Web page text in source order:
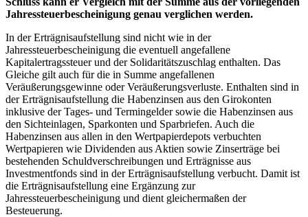
Jahressteuerbescheinigung genau verglichen werden.
In der Erträgnisaufstellung sind nicht wie in der
Jahressteuerbescheinigung die eventuell angefallene
Kapitalertragssteuer und der Solidaritätszuschlag enthalten. Das
Gleiche gilt auch für die in Summe angefallenen
Veräußerungsgewinne oder Veräußerungsverluste. Enthalten sind in
der Erträgnisaufstellung die Habenzinsen aus den Girokonten
inklusive der Tages- und Termingelder sowie die Habenzinsen aus
den Sichteinlagen, Sparkonten und Sparbriefen. Auch die
Habenzinsen aus allen in den Wertpapierdepots verbuchten
Wertpapieren wie Dividenden aus Aktien sowie Zinserträge bei
bestehenden Schuldverschreibungen und Erträgnisse aus
Investmentfonds sind in der Erträgnisaufstellung verbucht. Damit ist
die Erträgnisaufstellung eine Ergänzung zur
Jahressteuerbescheinigung und dient gleichermaßen der
Besteuerung.